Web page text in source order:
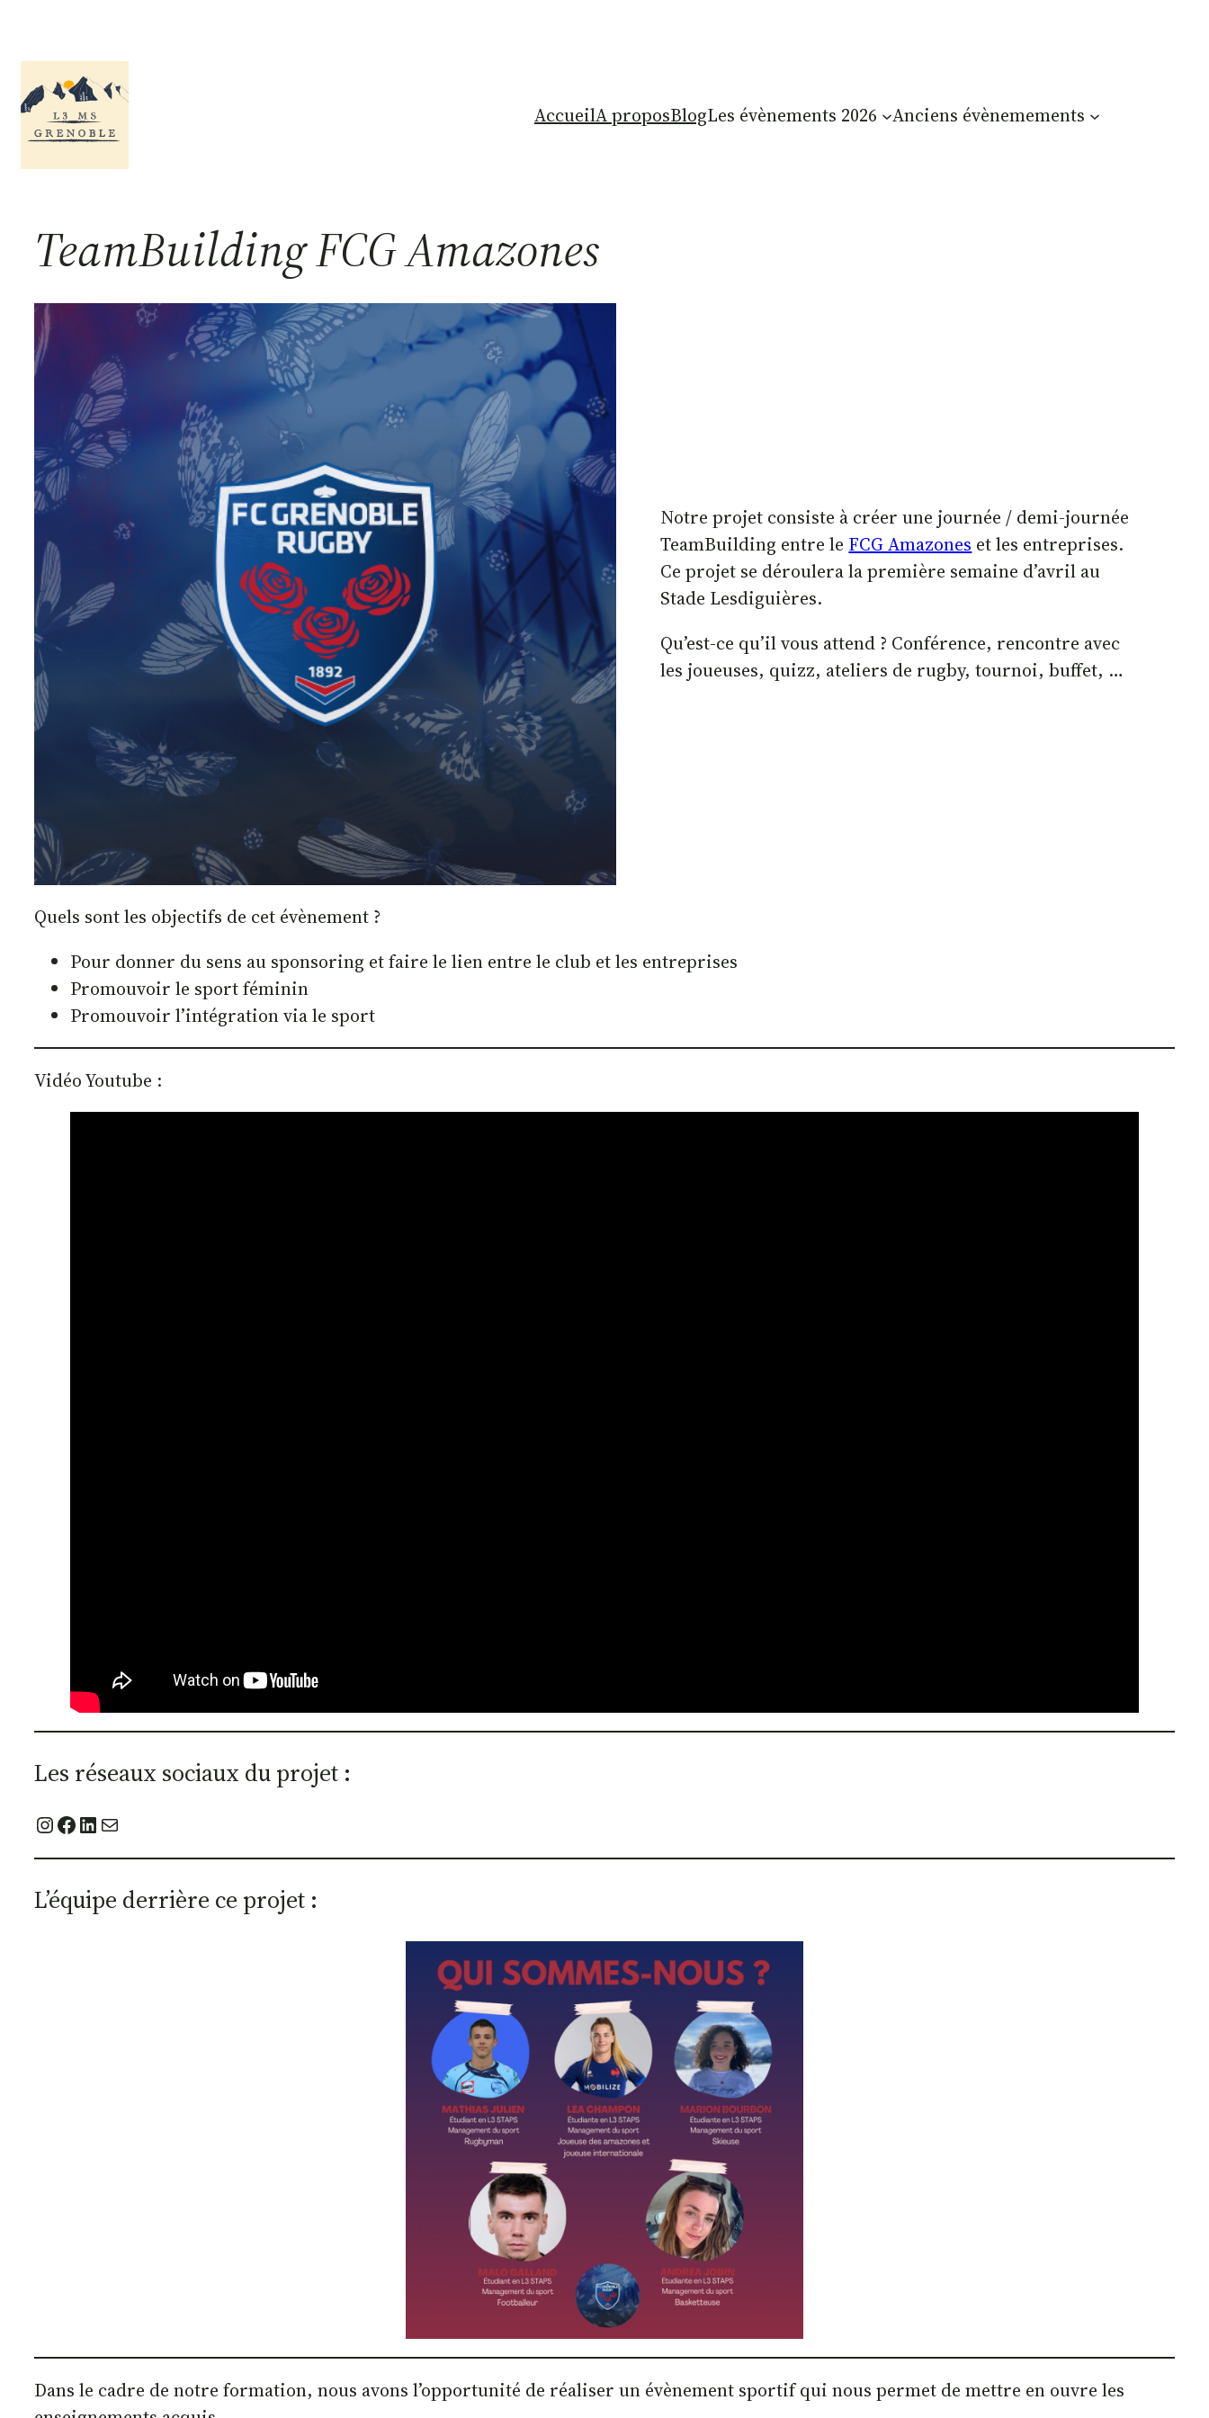
contenu
AccueilA proposBlogLes évènements 2026 Anciens évènemements
TeamBuilding FCG Amazones
Notre projet consiste à créer une journée / demi-journée
TeamBuilding entre le FCG Amazones et les entreprises.
Ce projet se déroulera la première semaine d’avril au
Stade Lesdiguières.
Qu’est-ce qu’il vous attend ? Conférence, rencontre avec
les joueuses, quizz, ateliers de rugby, tournoi, buffet, …
Quels sont les objectifs de cet évènement ?
Pour donner du sens au sponsoring et faire le lien entre le club et les entreprises
Promouvoir le sport féminin
Promouvoir l’intégration via le sport
Vidéo Youtube :
Les réseaux sociaux du projet :
Instagram
Facebook
LinkedIn
E-mail
L’équipe derrière ce projet :
Dans le cadre de notre formation, nous avons l’opportunité de réaliser un évènement sportif qui nous permet de mettre en ouvre les